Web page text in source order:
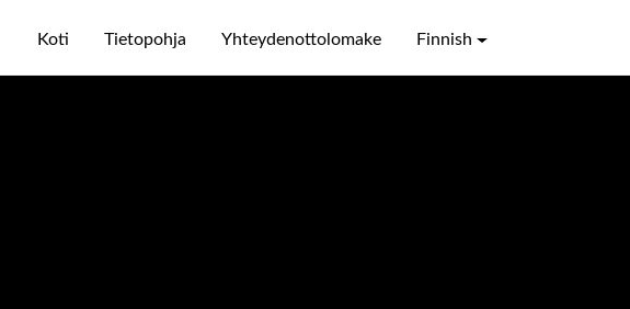
Koti Tietopohja Yhteydenottolomake Finnish